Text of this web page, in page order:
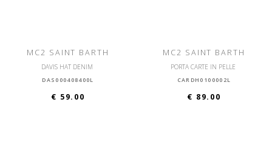
MC2 SAINT BARTH
DAVIS HAT DENIM
DAS000408400L
€ 59.00
MC2 SAINT BARTH
PORTA CARTE IN PELLE
CARDH0100002L
€ 89.00